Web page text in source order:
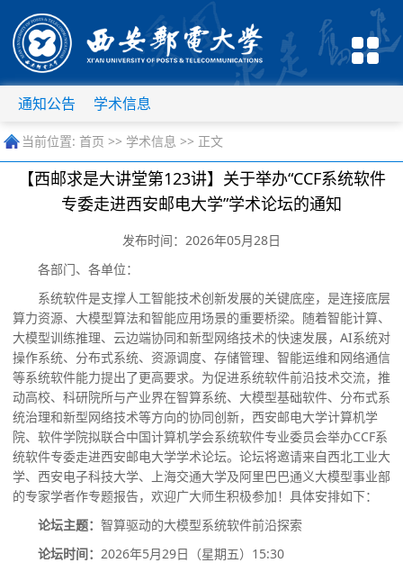
通知公告 学术信息
当前位置: 首页 >> 学术信息 >> 正文
【西邮求是大讲堂第123讲】关于举办“CCF系统软件
专委走进西安邮电大学”学术论坛的通知
发布时间：2026年05月28日
各部门、各单位：
系统软件是支撑人工智能技术创新发展的关键底座，是连接底层
算力资源、大模型算法和智能应用场景的重要桥梁。随着智能计算、
大模型训练推理、云边端协同和新型网络技术的快速发展， AI系统对
操作系统、分布式系统、资源调度、存储管理、智能运维和网络通信
等系统软件能力提出了更高要求。为促进系统软件前沿技术交流，推
动高校、科研院所与产业界在智算系统、大模型基础软件、分布式系
统治理和新型网络技术等方向的协同创新，西安邮电大学计算机学
院、软件学院拟联合中国计算机学会系统软件专业委员会举办CCF系
统软件专委走进西安邮电大学学术论坛。论坛将邀请来自西北工业大
学、西安电子科技大学、上海交通大学及阿里巴巴通义大模型事业部
的专家学者作专题报告，欢迎广大师生积极参加！具体安排如下：
论坛主题： 智算驱动的大模型系统软件前沿探索
论坛时间： 2026年5月29日（星期五） 15:30